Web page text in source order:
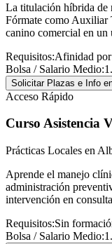
La titulación híbrida de
Fórmate como Auxiliar
canino comercial en un
Requisitos:Afinidad
Bolsa / Salario Medio:
Solicitar Plazas e Info
Acceso Rápido
Curso Asistencia
Prácticas Locales en
Aprende el manejo
administración
intervención en
Requisitos:Sin
Bolsa / Salario Medio: